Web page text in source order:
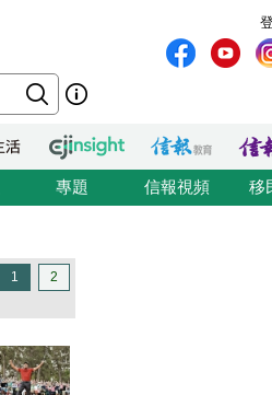
專題 信報視頻 移
1 2